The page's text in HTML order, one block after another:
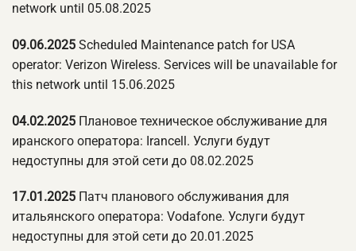
network until 05.08.2025
09.06.2025 Scheduled Maintenance patch for USA
operator: Verizon Wireless. Services will be unavailable for
this network until 15.06.2025
04.02.2025 Плановое техническое обслуживание для
иранского оператора: Irancell. Услуги будут
недоступны для этой сети до 08.02.2025
17.01.2025 Патч планового обслуживания для
итальянского оператора: Vodafone. Услуги будут
недоступны для этой сети до 20.01.2025